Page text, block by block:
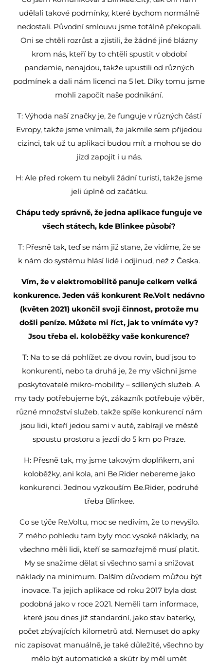
udělali takové podmínky, které bychom normálně
nedostali. Původní smlouvu jsme totálně překopali.
Oni se chtěli rozrůst a zjistili, že žádné jiné blázny
krom nás, kteří by to chtěli spustit v období
pandemie, nenajdou, takže upustili od různých
podmínek a dali nám licenci na 5 let. Díky tomu jsme
mohli započít naše podnikání.
T: Výhoda naší značky je, že funguje v různých částí
Evropy, takže jsme vnímali, že jakmile sem přijedou
cizinci, tak už tu aplikaci budou mít a mohou se do
jízd zapojit i u nás.
H: Ale před rokem tu nebyli žádní turisti, takže jsme
jeli úplně od začátku.
Chápu tedy správně, že jedna aplikace funguje ve
všech státech, kde Blinkee působí?
T: Přesně tak, teď se nám již stane, že vidíme, že se
k nám do systému hlásí lidé i odjinud, než z Česka.
Vím, že v elektromobilitě panuje celkem velká
konkurence. Jeden váš konkurent Re.Volt nedávno
(květen 2021) ukončil svoji činnost, protože mu
došli peníze. Můžete mi říct, jak to vnímáte vy?
Jsou třeba el. koloběžky vaše konkurence?
T: Na to se dá pohlížet ze dvou rovin, buď jsou to
konkurenti, nebo ta druhá je, že my všichni jsme
poskytovatelé mikro-mobility – sdílených služeb. A
my tady potřebujeme být, zákazník potřebuje výběr,
různé množství služeb, takže spíše konkurencí nám
jsou lidi, kteří jedou sami v autě, zabírají ve městě
spoustu prostoru a jezdí do 5 km po Praze.
H: Přesně tak, my jsme takovým doplňkem, ani
koloběžky, ani kola, ani Be.Rider nebereme jako
konkurenci. Jednou vyzkouším Be.Rider, podruhé
třeba Blinkee.
Co se týče Re.Voltu, moc se nedivím, že to nevyšlo.
Z mého pohledu tam byly moc vysoké náklady, na
všechno měli lidi, kteří se samozřejmě musí platit.
My se snažíme dělat si všechno sami a snižovat
náklady na minimum. Dalším důvodem můžou být
inovace. Ta jejich aplikace od roku 2017 byla dost
podobná jako v roce 2021. Neměli tam informace,
které jsou dnes již standardní, jako stav baterky,
počet zbývajících kilometrů atd. Nemuset do apky
nic zapisovat manuálně, je také důležité, všechno by
mělo být automatické a skútr by měl umět